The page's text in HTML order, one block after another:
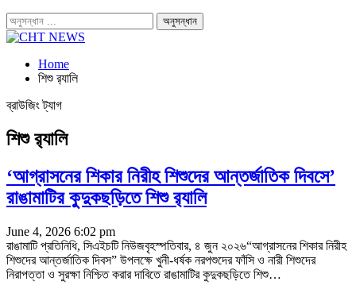
Home
শিশু র‌্যালি
ব্রাউজিং ট্যাগ
শিশু র‌্যালি
‘আগ্রাসনের শিকার নিরীহ শিশুদের আন্তর্জাতিক দিবসে’
রাঙামাটির কুদুকছড়িতে শিশু র‌্যালি
June 4, 2026 6:02 pm
রাঙামাটি প্রতিনিধি, সিএইচটি নিউজবৃহস্পতিবার, ৪ জুন ২০২৬“আগ্রাসনের শিকার নিরীহ
শিশুদের আন্তর্জাতিক দিবস” উপলক্ষে খুনী-ধর্ষক নরপশুদের ফাঁসি ও নারী শিশুদের
নিরাপত্তা ও সুরক্ষা নিশ্চিত করার দাবিতে রাঙামাটির কুদুকছড়িতে শিশু…